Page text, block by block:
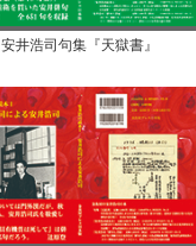
安井浩司句集『天獄書』